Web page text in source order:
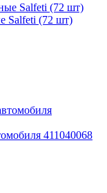
Salfeti (72 шт)
411040068